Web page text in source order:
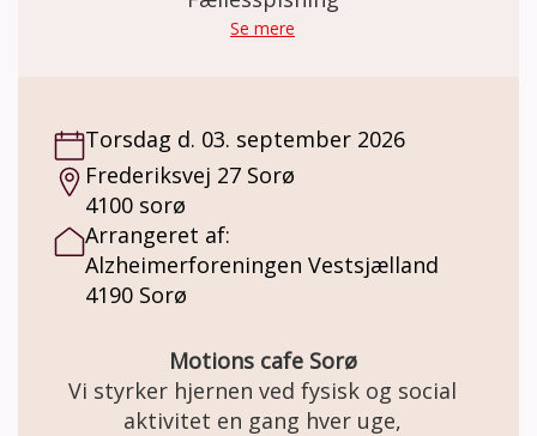
Se mere
Torsdag d. 03. september 2026
Frederiksvej 27 Sorø
4100 sorø
Arrangeret af:
Alzheimerforeningen Vestsjælland
4190 Sorø
Motions cafe Sorø
Vi styrker hjernen ved fysisk og social
aktivitet en gang hver uge,